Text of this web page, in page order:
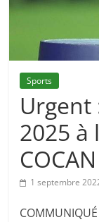
Sports
Urgent
2025 à
1 septembre